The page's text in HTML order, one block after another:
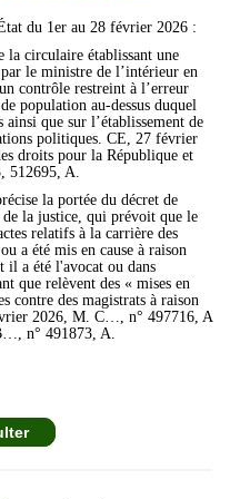
du 1er au 28 février 2026 :
la circulaire établissant une
le ministre de l’intérieur en
contrôle restreint à l’erreur
population au-dessus duquel
ainsi que sur l’établissement de
politiques. CE, 27 février
droits pour la République et
512695, A.
la portée du décret de
de la justice, qui prévoit que le
relatifs à la carrière des
a été mis en cause à raison
il a été l'avocat ou dans
que relèvent des « mises en
contre des magistrats à raison
2026, M. C…, n° 497716, A
n° 491873, A.